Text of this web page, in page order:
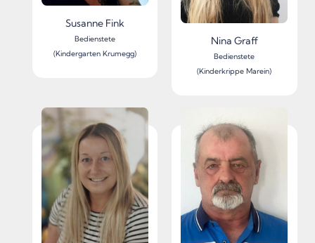
Susanne Fink
Bedienstete
(Kindergarten Krumegg)
Nina Graff
Bedienstete
(Kinderkrippe Marein)